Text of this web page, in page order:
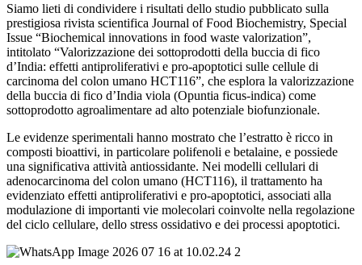
Siamo lieti di condividere i risultati dello studio pubblicato sulla
prestigiosa rivista scientifica Journal of Food Biochemistry, Special
Issue “Biochemical innovations in food waste valorization”,
intitolato “Valorizzazione dei sottoprodotti della buccia di fico
d’India: effetti antiproliferativi e pro-apoptotici sulle cellule di
carcinoma del colon umano HCT116”, che esplora la valorizzazione
della buccia di fico d’India viola (Opuntia ficus-indica) come
sottoprodotto agroalimentare ad alto potenziale biofunzionale.
Le evidenze sperimentali hanno mostrato che l’estratto è ricco in
composti bioattivi, in particolare polifenoli e betalaine, e possiede
una significativa attività antiossidante. Nei modelli cellulari di
adenocarcinoma del colon umano (HCT116), il trattamento ha
evidenziato effetti antiproliferativi e pro-apoptotici, associati alla
modulazione di importanti vie molecolari coinvolte nella regolazione
del ciclo cellulare, dello stress ossidativo e dei processi apoptotici.